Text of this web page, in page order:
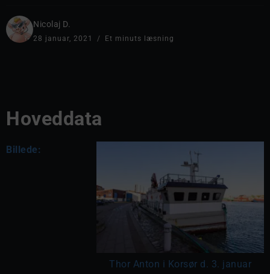
Nicolaj D.
28 januar, 2021 Et minuts læsning
Hoveddata
Billede:
Thor Anton i Korsør d. 3. januar